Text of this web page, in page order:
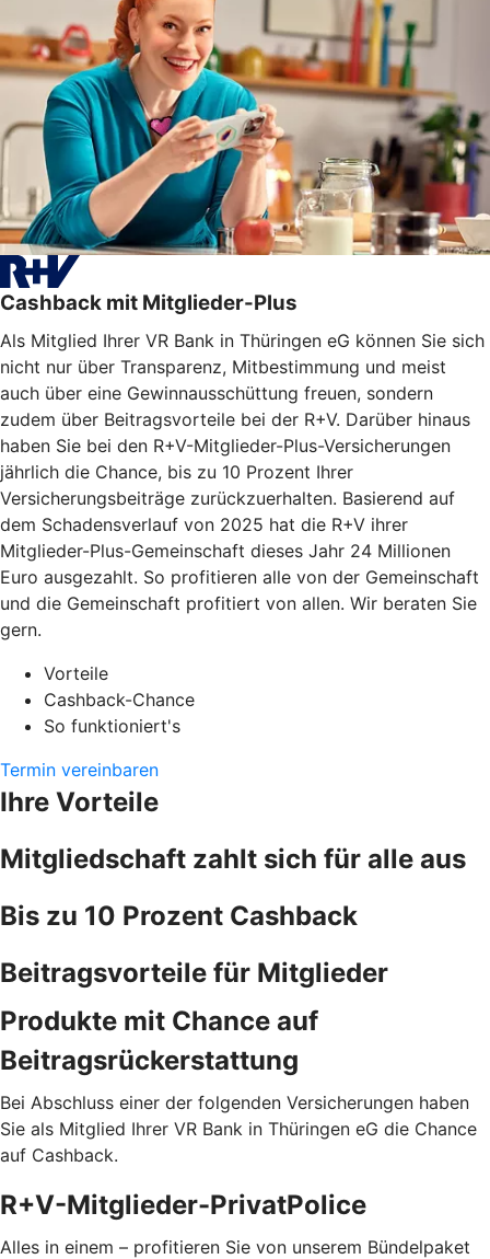
Cashback mit Mitglieder-Plus
Als Mitglied Ihrer VR Bank in Thüringen eG können Sie sich
nicht nur über Transparenz, Mitbestimmung und meist
auch über eine Gewinnausschüttung freuen, sondern
zudem über Beitragsvorteile bei der R+V. Darüber hinaus
haben Sie bei den R+V-Mitglieder-Plus-Versicherungen
jährlich die Chance, bis zu 10 Prozent Ihrer
Versicherungsbeiträge zurückzuerhalten. Basierend auf
dem Schadensverlauf von 2025 hat die R+V ihrer
Mitglieder-Plus-Gemeinschaft dieses Jahr 24 Millionen
Euro ausgezahlt. So profitieren alle von der Gemeinschaft
und die Gemeinschaft profitiert von allen. Wir beraten Sie
gern.
Vorteile
Cashback-Chance
So funktioniert's
Termin vereinbaren
Ihre Vorteile
Mitgliedschaft zahlt sich für alle aus
Bis zu 10 Prozent Cashback
Beitragsvorteile für Mitglieder
Produkte mit Chance auf
Beitragsrückerstattung
Bei Abschluss einer der folgenden Versicherungen haben
Sie als Mitglied Ihrer VR Bank in Thüringen eG die Chance
auf Cashback.
R+V-Mitglieder-PrivatPolice
Alles in einem – profitieren Sie von unserem Bündelpaket